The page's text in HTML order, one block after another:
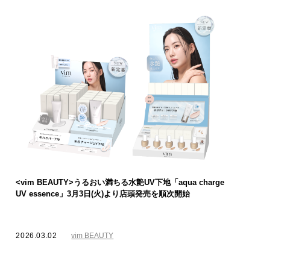
<vim BEAUTY>うるおい満ちる水艶UV下地「aqua charge
UV essence」3月3日(火)より店頭発売を順次開始
2026.03.02 vim BEAUTY